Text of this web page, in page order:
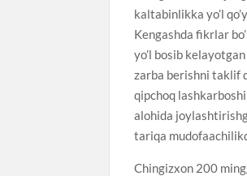
kaltabinlikka yo’l
Kengashda fikrlar
yo’l bosib
zarba berishni taklif
qipchoq
alohida
tariqa
Chingizxon 200